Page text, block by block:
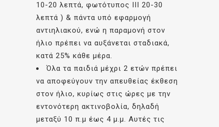
10-20 λεπτά, φωτότυπος III 20-30
λεπτά ) & πάντα υπό εφαρμογή
αντιηλιακού, ενώ η παραμονή στον
ήλιο πρέπει να αυξάνεται σταδιακά,
κατά 25% κάθε μέρα.
Όλα τα παιδιά μέχρι 2 ετών πρέπει
να αποφεύγουν την απευθείας έκθεση
στον ήλιο, κυρίως στις ώρες με την
εντονότερη ακτινοβολία, δηλαδή
μεταξύ 10 π.μ έως 4 μ.μ. Αυτές τις